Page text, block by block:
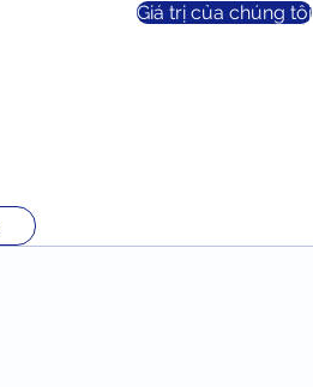
Giá trị của chúng tôi